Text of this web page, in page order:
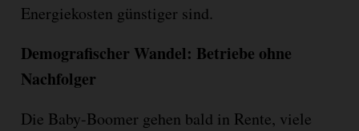
Energiekosten günstiger sind.
Demografischer Wandel: Betriebe ohne
Nachfolger
Die Baby-Boomer gehen bald in Rente, viele